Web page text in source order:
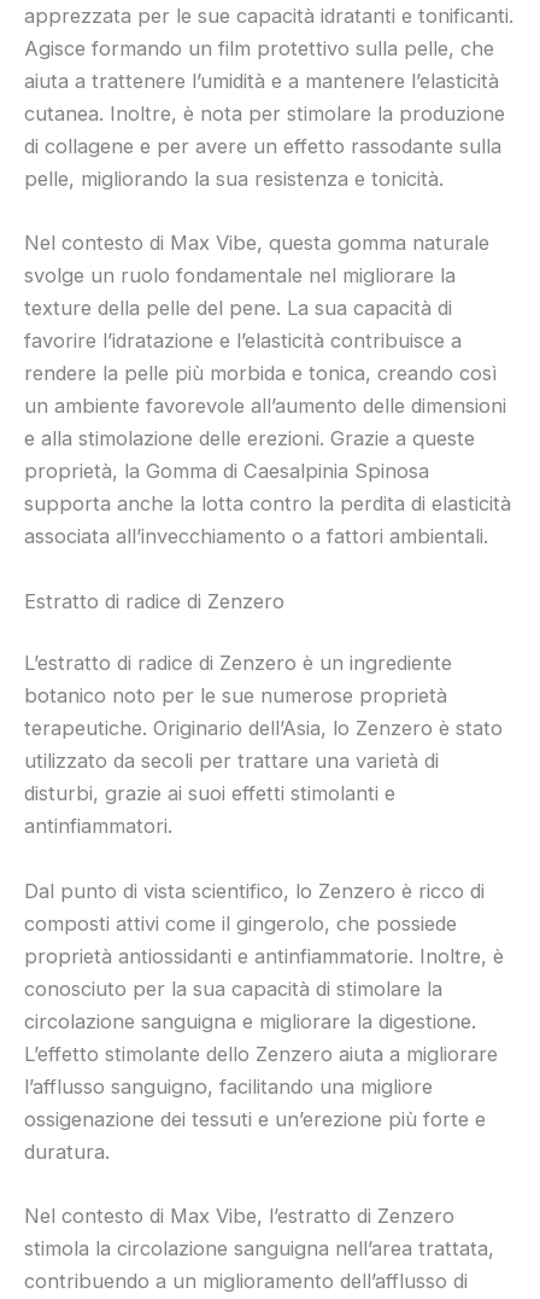
apprezzata per le sue capacità idratanti e tonificanti.
Agisce formando un film protettivo sulla pelle, che
aiuta a trattenere l’umidità e a mantenere l’elasticità
cutanea. Inoltre, è nota per stimolare la produzione
di collagene e per avere un effetto rassodante sulla
pelle, migliorando la sua resistenza e tonicità.
Nel contesto di Max Vibe, questa gomma naturale
svolge un ruolo fondamentale nel migliorare la
texture della pelle del pene. La sua capacità di
favorire l’idratazione e l’elasticità contribuisce a
rendere la pelle più morbida e tonica, creando così
un ambiente favorevole all’aumento delle dimensioni
e alla stimolazione delle erezioni. Grazie a queste
proprietà, la Gomma di Caesalpinia Spinosa
supporta anche la lotta contro la perdita di elasticità
associata all’invecchiamento o a fattori ambientali.
Estratto di radice di Zenzero
L’estratto di radice di Zenzero è un ingrediente
botanico noto per le sue numerose proprietà
terapeutiche. Originario dell’Asia, lo Zenzero è stato
utilizzato da secoli per trattare una varietà di
disturbi, grazie ai suoi effetti stimolanti e
antinfiammatori.
Dal punto di vista scientifico, lo Zenzero è ricco di
composti attivi come il gingerolo, che possiede
proprietà antiossidanti e antinfiammatorie. Inoltre, è
conosciuto per la sua capacità di stimolare la
circolazione sanguigna e migliorare la digestione.
L’effetto stimolante dello Zenzero aiuta a migliorare
l’afflusso sanguigno, facilitando una migliore
ossigenazione dei tessuti e un’erezione più forte e
duratura.
Nel contesto di Max Vibe, l’estratto di Zenzero
stimola la circolazione sanguigna nell’area trattata,
contribuendo a un miglioramento dell’afflusso di